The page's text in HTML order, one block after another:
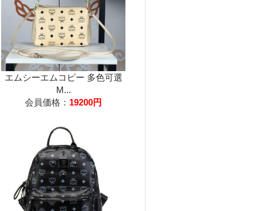
エムシーエムコピー 多色可選
M...
会員価格： 19200円